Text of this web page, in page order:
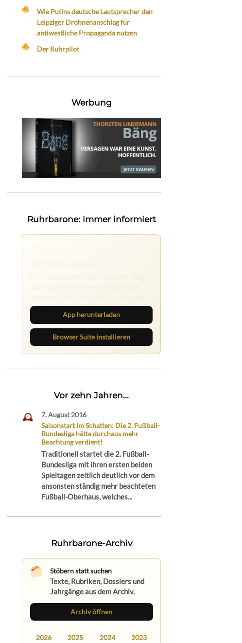
Wie Putins deutsche Lautsprecher den
Leipziger Drohnenanschlag für
antiwestliche Propaganda nutzen
Der Ruhrpilot
Werbung
Ruhrbarone: immer informiert
App, am Rechner mit der Browser
App herunterladen
Browser Suite installieren
Vor zehn Jahren...
7. August 2016
Saisonstart im Schatten: Die 2. Fußball-
Bundesliga hätte durchaus mehr
Beachtung verdient!
Traditionell startet die 2. Fußball-
Bundesliga mit ihren ersten beiden
Spieltagen zeitlich deutlich vor dem
ansonsten ständig mehr beachteten
Fußball-Oberhaus, welches...
Ruhrbarone-Archiv
Stöbern statt suchen
Texte, Rubriken, Dossiers und
Jahrgänge aus dem Archiv.
Archiv öffnen
2026 2025 2024 2023